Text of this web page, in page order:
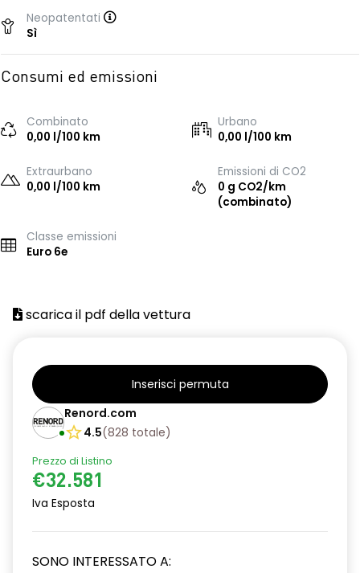
Neopatentati
Sì
Consumi ed emissioni
Combinato
0,00 l/100 km
Urbano
0,00 l/100 km
Extraurbano
0,00 l/100 km
Emissioni di CO2
0 g CO2/km
(combinato)
Classe emissioni
Euro 6e
scarica il pdf della vettura
Inserisci permuta
Renord.com
4.5(828 totale)
Prezzo di Listino
€32.581
Iva Esposta
SONO INTERESSATO A: